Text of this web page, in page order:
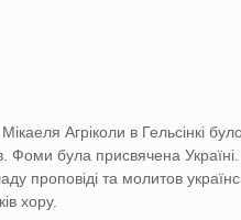
Агріколи в Гельсінкі
Фоми була присвячена Україні.
проповіді та молитов
хору.